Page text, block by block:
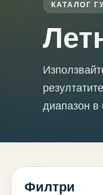
КАТАЛОГ
диапазон в
Филтри